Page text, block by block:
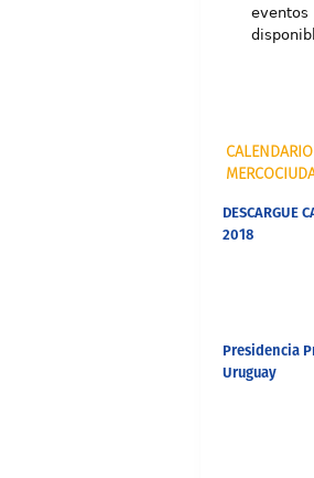
eventos
DESCARGUE
2018
Presidencia
Uruguay